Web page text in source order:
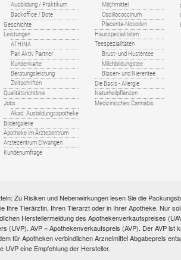
Ausbildung / Praktikum
Backoffice / Bote
Geschichte
Leistungen
ATHINA
Pari Aktiv Partner
Kundenkarte
Beratungsleistung
Zeitschriften
Qualitätsrichtlinie
Jobs
Akad. Ausbildungsapotheke
Bildergalerie
Apotheke im Ärztezentrum
Ärztezentrum Ellwangen
Kundenumfrage
Milchmittel
Oscillococcinum
Placenta-Nosoden
Hausspezialitäten
Teespezialitäten
Brust- und Hustentee
Milchbildungstee
Blasen- und Nierentee
Die Basis - Allergie
Naturheilpflanzen
Medizinisches Cannabis
Zu Risiken und Nebenwirkungen lesen Sie die
Ihre Tierärztin, Ihren Tierarzt oder in Ihrer Apotheke. Nur
Herstellermeldung des Apothekenverkaufspreises
(UVP). AVP = Apothekenverkaufspreis (AVP). Der AVP
für Apotheken verbindlichen Arzneimittel Abgabepreis
UVP eine Empfehlung der Hersteller.